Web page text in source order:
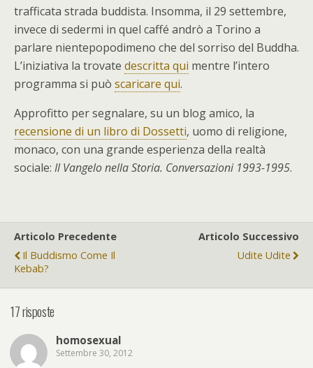
trafficata strada buddista. Insomma, il 29 settembre,
invece di sedermi in quel caffé andrò a Torino a
parlare nientepopodimeno che del sorriso del Buddha.
L’iniziativa la trovate descritta qui mentre l’intero
programma si può scaricare qui.
Approfitto per segnalare, su un blog amico, la
recensione di un libro di Dossetti, uomo di religione,
monaco, con una grande esperienza della realtà
sociale: Il Vangelo nella Storia. Conversazioni 1993-1995.
Articolo Precedente
Il Buddismo Come Il
Kebab?
Articolo Successivo
Udite Udite
17 risposte
homosexual
Settembre 30, 2012